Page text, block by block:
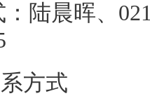
陆晨晖、
方式